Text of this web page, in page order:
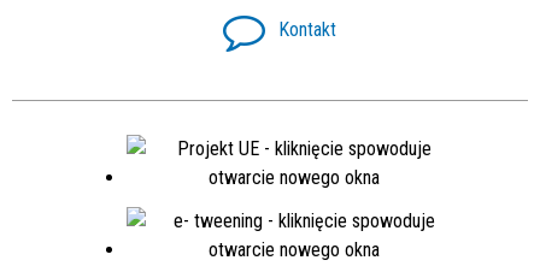
Kontakt